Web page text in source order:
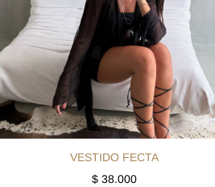
VESTIDO FECTA
$38.000